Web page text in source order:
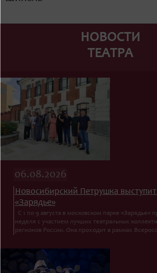
НОВОСТИ
ТЕАТРА
06.08.2026
Новосибирский Петрушка
«Зарядье»
С 1 по 9 августа в московском парке «Зарядье»
неделя с участием лучших театральных
регионов России. Она проходит в рамках